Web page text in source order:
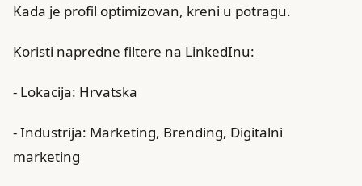
Kada je profil optimizovan, kreni u potragu.
Koristi napredne filtere na LinkedInu:
- Lokacija: Hrvatska
- Industrija: Marketing, Brending, Digitalni
marketing